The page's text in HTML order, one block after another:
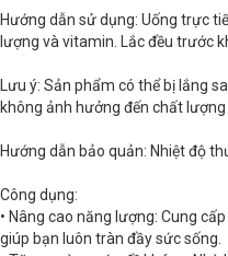
Hướng dẫn sử dụng: Uống trực
lượng và vitamin. Lắc đều trước
Lưu ý: Sản phẩm có thể bị lắng
không ảnh hưởng đến chất lượng
Hướng dẫn bảo quản: Nhiệt độ
Công dụng:
• Nâng cao năng lượng: Cung
giúp bạn luôn tràn đầy sức sống.